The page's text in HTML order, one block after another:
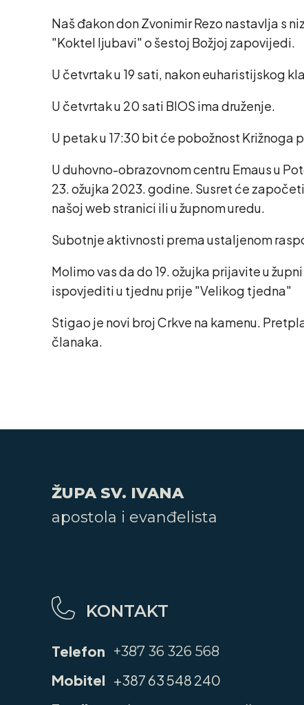
Naš đakon don Zvonimir Rezo nastavlja s
"Koktel ljubavi" o šestoj Božjoj zapovijedi.
U četvrtak u 19 sati, nakon euharistijskog
U četvrtak u 20 sati BIOS ima druženje.
U petak u 17:30 bit će pobožnost
U duhovno-obrazovnom centru Emaus u
23. ožujka 2023. godine. Susret će
našoj web stranici ili u župnom uredu.
Subotnje aktivnosti prema ustaljenom
Molimo vas da do 19. ožujka prijavite u
ispovjediti u tjednu prije "Velikog tjedna"
Stigao je novi broj Crkve na kamenu.
članaka.
ŽUPA SV. IVANA
apostola i evanđelista
KONTAKT
Telefon +387 36 326 568
Mobitel +387 63 548 240